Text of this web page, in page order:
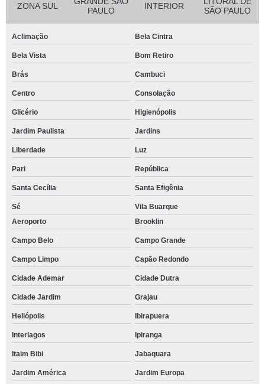
ZONA SUL
PAULO
INTERIOR
SÃO PAULO
Aclimação Bela Cintra
Bela Vista Bom Retiro
Brás Cambuci
Centro Consolação
Glicério Higienópolis
Jardim Paulista Jardins
Liberdade Luz
Pari República
Santa Cecília Santa Efigênia
Sé
Vila Buarque
Aeroporto
Brooklin
Campo Belo Campo Grande
Campo Limpo Capão Redondo
Cidade Ademar Cidade Dutra
Cidade Jardim Grajau
Heliópolis Ibirapuera
Interlagos Ipiranga
Itaim Bibi Jabaquara
Jardim América Jardim Europa